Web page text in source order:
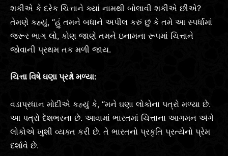
શકીએ કે દરેક ચિત્તાને ક્યાં નામથી બોલાવી શકીએ છીએ?
તેમણે કહ્યું, “હું તમને બધાને અપીલ કરું છું કે તમે આ સ્પર્ધામાં
જરૂર ભાગ લો, કોણ જાણે તમને ઇનામના રૂપમાં ચિત્તાને
જોવાની પ્રથમ તક મળી જાય.
ચિત્તા વિષે ઘણા પ્રશ્નો મળ્યા:
વડાપ્રધાન મોદીએ કહ્યું કે, “મને ઘણા લોકોના પત્રો મળ્યા છે.
આ પત્રો દેશભરના છે. આવામાં ભારતમાં ચિત્તાના આગમન અંગે
લોકોએ ખુશી વ્યક્ત કરી છે. તે ભારતનો પ્રકૃતિ પ્રત્યેનો પ્રેમ
દર્શાવે છે.